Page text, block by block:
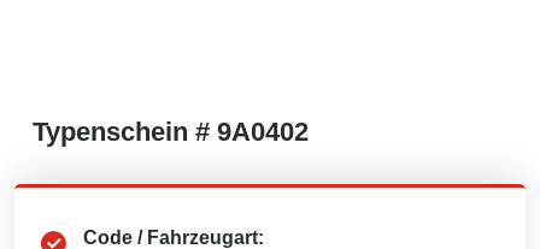
Typenschein # 9A0402
Code / Fahrzeugart: